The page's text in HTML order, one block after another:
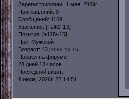
Зарегистрирован: 1 мая, 2009г.
Приглашений: 0
Сообщений: 1169
Уважение: [+140/-13]
Позитив: [+128/-15]
Пол: Мужской
Возраст: 43 [1982-12-15]
Провел на форуме:
28 дней 13 часов
Последний визит:
9 июля, 2026г. 22:14:51